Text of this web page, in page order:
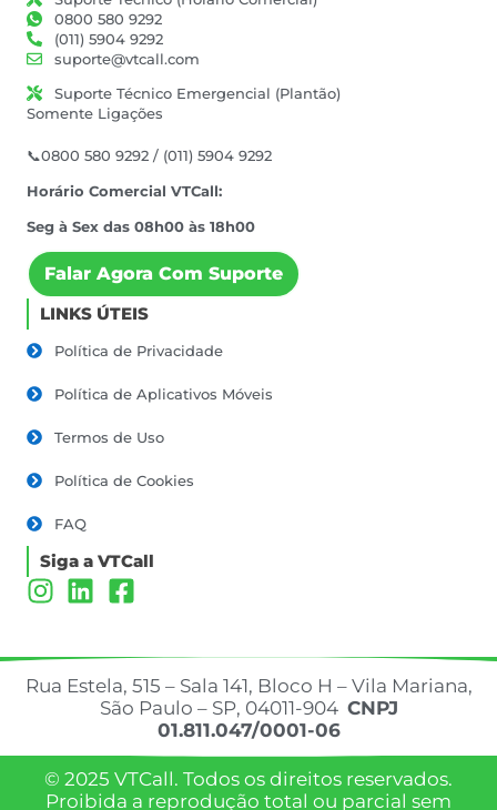
LINKS ÚTEIS
Política de Privacidade
Política de Aplicativos Móveis
Termos de Uso
Política de Cookies
FAQ
Siga a VTCall
0800 580 9292
(011) 5904 9292
suporte@vtcall.com
Suporte Técnico Emergencial (Plantão)
Somente Ligações
📞0800 580 9292 / (011) 5904 9292
Horário Comercial VTCall:
Seg à Sex das 08h00 às 18h00
Falar Agora Com Suporte
Rua Estela, 515 – Sala 141, Bloco H – Vila Mariana,
São Paulo – SP, 04011-904 CNPJ
01.811.047/0001-06
© 2025 VTCall. Todos os direitos reservados.
Proibida a reprodução total ou parcial sem